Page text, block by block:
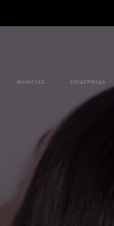
ΜΑΚΙΓΙΆΖ ΕΠΙΔΕΡΜΊΔΑ